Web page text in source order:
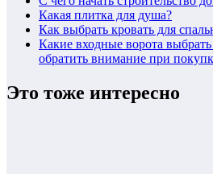
Какая плитка для душа?
Как выбрать кровать для
Какие входные ворота
обратить внимание при
Это тоже интересно